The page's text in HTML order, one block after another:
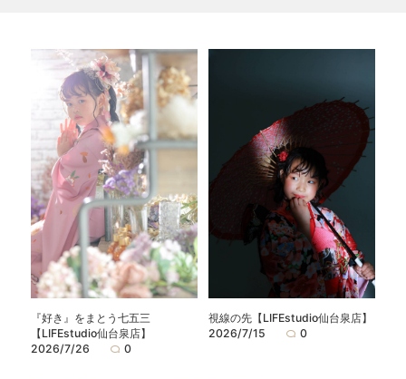
『好き』をまとう七五三
【LIFEstudio仙台泉店】
2026/7/26
0
視線の先【LIFEstudio仙台泉店】
2026/7/15
0